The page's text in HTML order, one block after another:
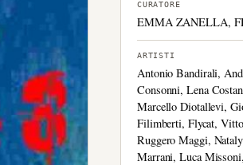
CURATORE
EMMA ZANELLA,
ARTISTI
Antonio Bandirali,
Consonni, Lena
Marcello Diotallevi,
Filimberti, Flycat,
Ruggero Maggi,
Marrani, Luca